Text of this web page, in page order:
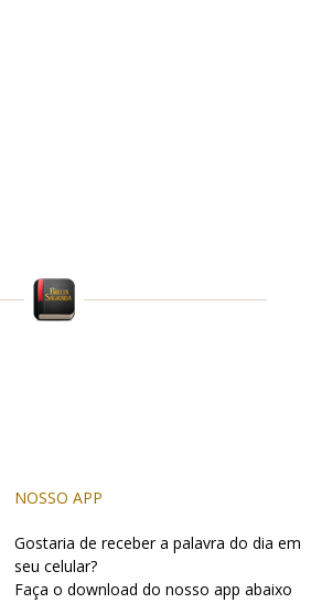
NOSSO APP
Gostaria de receber a palavra do dia em
seu celular?
Faça o download do nosso app abaixo